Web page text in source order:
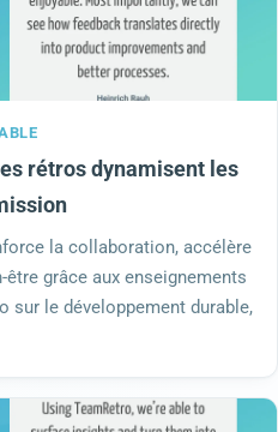
rétros dynamisent les
la collaboration, accélère
grâce aux enseignements
sur le développement durable,